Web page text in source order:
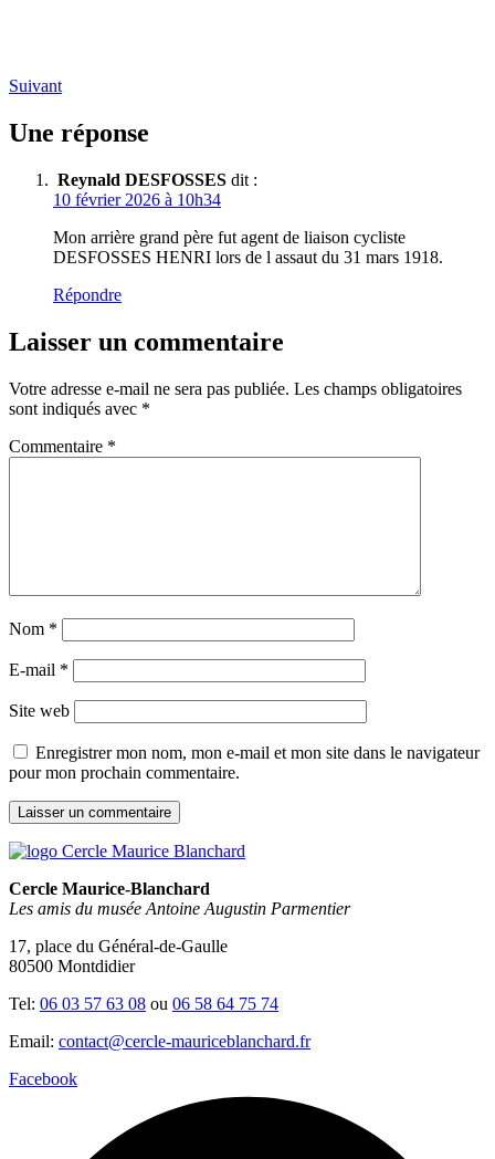
Suivant
Une réponse
Reynald DESFOSSES dit :
10 février 2026 à 10h34
Mon arrière grand père fut agent de liaison cycliste
DESFOSSES HENRI lors de l assaut du 31 mars 1918.
Répondre
Laisser un commentaire
Votre adresse e-mail ne sera pas publiée. Les champs obligatoires
sont indiqués avec *
Commentaire *
Nom *
E-mail *
Site web
Enregistrer mon nom, mon e-mail et mon site dans le navigateur
pour mon prochain commentaire.
Cercle Maurice-Blanchard
Les amis du musée Antoine Augustin Parmentier
17, place du Général-de-Gaulle
80500 Montdidier
Tel: 06 03 57 63 08 ou 06 58 64 75 74
Email: contact@cercle-mauriceblanchard.fr
Facebook